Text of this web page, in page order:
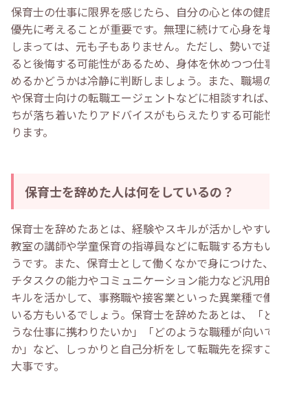
保育士の仕事に限界を感じたら、自分の心と体の健康を最
優先に考えることが重要です。無理に続けて心身を壊して
しまっては、元も子もありません。ただし、勢いで退職す
ると後悔する可能性があるため、身体を休めつつ仕事を辞
めるかどうかは冷静に判断しましょう。また、職場の上司
や保育士向けの転職エージェントなどに相談すれば、気持
ちが落ち着いたりアドバイスがもらえたりする可能性もあ
ります。
保育士を辞めた人は何をしているの？
保育士を辞めたあとは、経験やスキルが活かしやすい幼児
教室の講師や学童保育の指導員などに転職する方もいるよ
うです。また、保育士として働くなかで身につけた、マル
チタスクの能力やコミュニケーション能力など汎用的なス
キルを活かして、事務職や接客業といった異業種で働いて
いる方もいるでしょう。保育士を辞めたあとは、「どのよ
うな仕事に携わりたいか」「どのような職種が向いている
か」など、しっかりと自己分析をして転職先を探すことが
大事です。